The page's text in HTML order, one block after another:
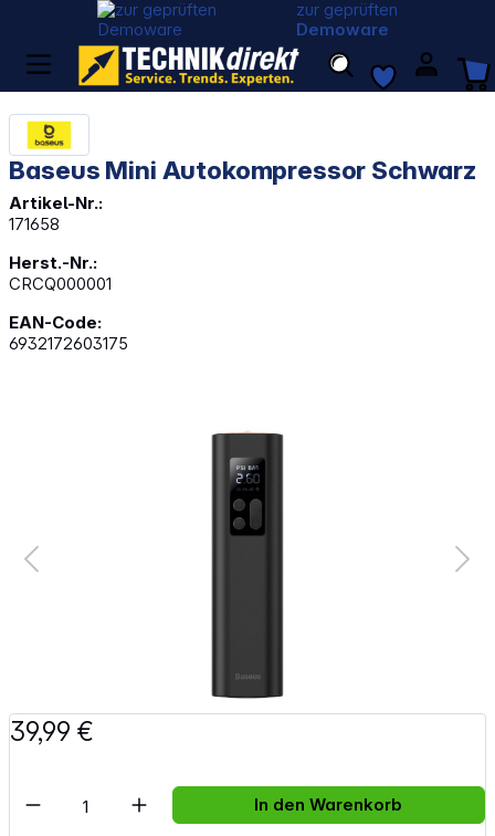
zur geprüften
Demoware
Baseus Mini Autokompressor Schwarz
Artikel-Nr.:
171658
Herst.-Nr.:
CRCQ000001
EAN-Code:
6932172603175
39,99 €
Artikel Anzahl: Gib den gewünschten
In den Warenkorb